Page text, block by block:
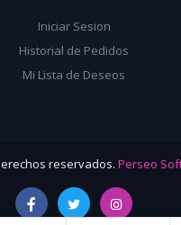
Iniciar Sesion
Historial de Pedidos
Mi Lista de Deseos
reservados. Perseo